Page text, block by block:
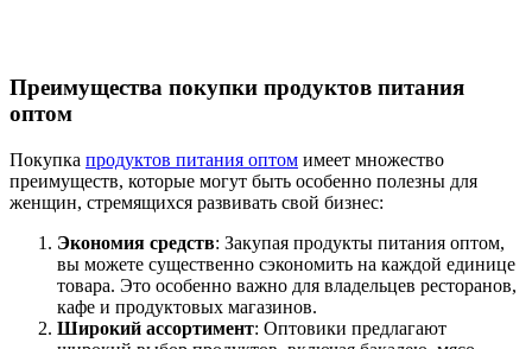
Преимущества покупки продуктов питания
оптом
Покупка продуктов питания оптом имеет множество
преимуществ, которые могут быть особенно полезны для
женщин, стремящихся развивать свой бизнес:
Экономия средств: Закупая продукты питания оптом,
вы можете существенно сэкономить на каждой единице
товара. Это особенно важно для владельцев ресторанов,
кафе и продуктовых магазинов.
Широкий ассортимент: Оптовики предлагают